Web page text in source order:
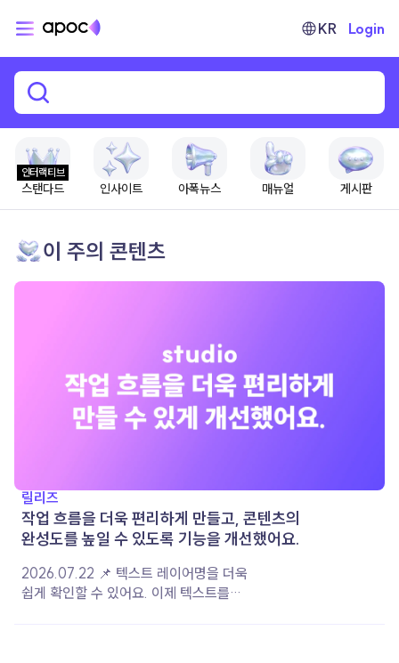
KR Login
인터랙티브
스탠다드 인사이트 매뉴얼
아폭뉴스 게시판
이 주의 콘텐츠
릴리즈
작업 흐름을 더욱 편리하게 만들고, 콘텐츠의
완성도를 높일 수 있도록 기능을 개선했어요.
2026.07.22 📌 텍스트 레이어명을 더욱
쉽게 확인할 수 있어요. 이제 텍스트를